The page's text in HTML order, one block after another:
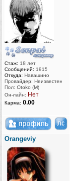
Стаж: 18 лет
Сообщений: 1915
Откуда: Навашино
Провайдер: Неизвестен
Пол: Otoko (M)
Он-лайн: Нет
Карма: 0.00
Orangeviy